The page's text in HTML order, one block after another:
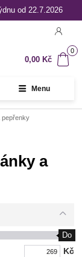
od 22.7.2026
Menu
0
0,00 Kč
pepřenky
a
Do
Kč